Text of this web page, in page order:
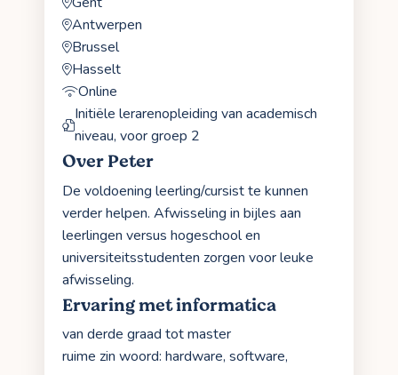
Antwerpen
Brussel
Hasselt
Online
Initiële lerarenopleiding van academisch
niveau, voor groep 2
Over Peter
De voldoening leerling/cursist te kunnen
verder helpen. Afwisseling in bijles aan
leerlingen versus hogeschool en
universiteitsstudenten zorgen voor leuke
afwisseling.
Ervaring met informatica
van derde graad tot master
ruime zin woord: hardware, software,